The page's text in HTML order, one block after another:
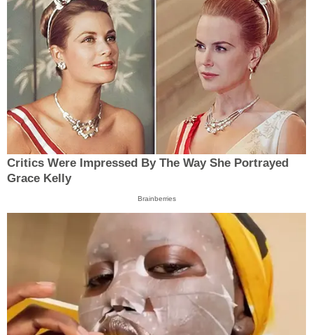
Critics Were Impressed By The Way She Portrayed
Grace Kelly
Brainberries